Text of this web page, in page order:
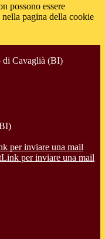
possono essere
pagina della cookie
di Cavaglià (BI)
per inviare una mail
Link per inviare una mail